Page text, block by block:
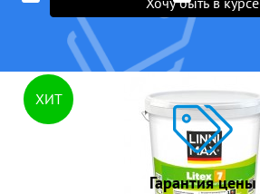
ХИТ
Гарантия цены